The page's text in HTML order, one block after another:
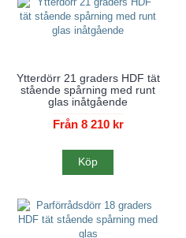
Ytterdörr 21 graders HDF tät
stående spårning med runt
glas inåtgående
Från 8 210 kr
Köp